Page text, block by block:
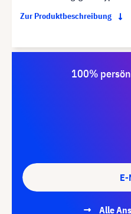
Zur Produktbeschreibung
100%
Alle